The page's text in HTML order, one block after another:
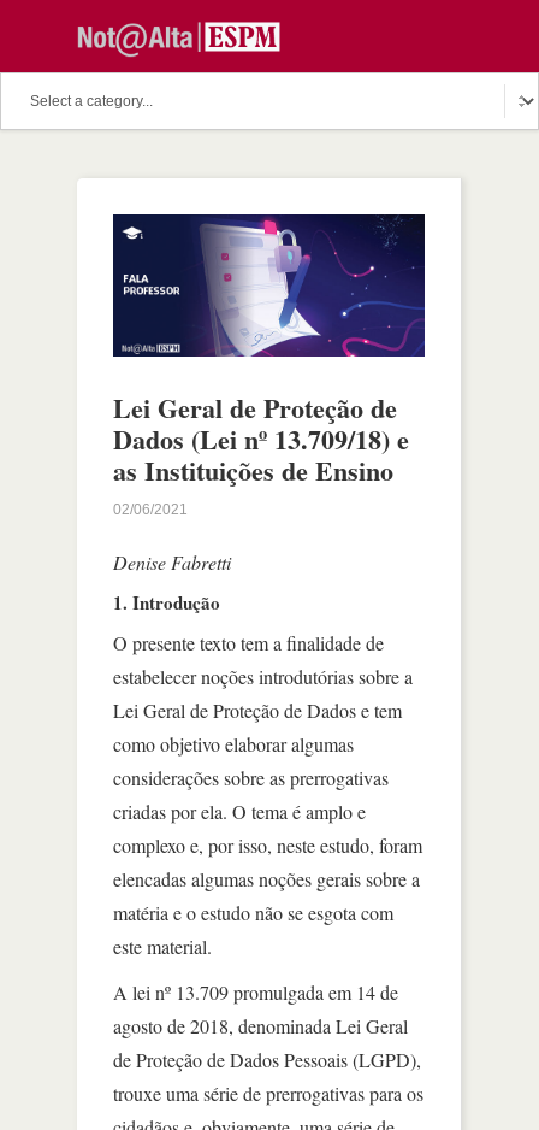
Lei Geral de Proteção de
Dados (Lei nº 13.709/18) e
as Instituições de Ensino
02/06/2021
Denise Fabretti
1. Introdução
O presente texto tem a finalidade de
estabelecer noções introdutórias sobre a
Lei Geral de Proteção de Dados e tem
como objetivo elaborar algumas
considerações sobre as prerrogativas
criadas por ela. O tema é amplo e
complexo e, por isso, neste estudo, foram
elencadas algumas noções gerais sobre a
matéria e o estudo não se esgota com
este material.
A lei nº 13.709 promulgada em 14 de
agosto de 2018, denominada Lei Geral
de Proteção de Dados Pessoais (LGPD),
trouxe uma série de prerrogativas para os